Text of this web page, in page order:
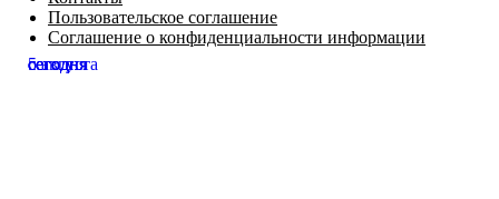
сегодня
сегодня
сегодня
сегодня
5 августа
Пользовательское соглашение
Соглашение о конфиденциальности информации